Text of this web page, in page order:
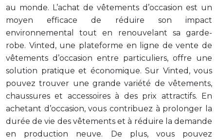
au monde. L’achat de vêtements d’occasion est un
moyen efficace de réduire son impact
environnemental tout en renouvelant sa garde-
robe. Vinted, une plateforme en ligne de vente de
vêtements d’occasion entre particuliers, offre une
solution pratique et économique. Sur Vinted, vous
pouvez trouver une grande variété de vêtements,
chaussures et accessoires à des prix attractifs. En
achetant d’occasion, vous contribuez à prolonger la
durée de vie des vêtements et à réduire la demande
en production neuve. De plus, vous pouvez